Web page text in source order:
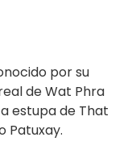
por su
de Wat Phra
estupa de That
Patuxay.